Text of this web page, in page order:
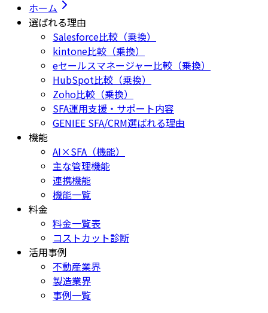
ホーム
選ばれる理由
Salesforce比較（乗換）
kintone比較（乗換）
eセールスマネージャー比較（乗換）
HubSpot比較（乗換）
Zoho比較（乗換）
SFA運用支援・サポート内容
GENIEE SFA/CRM選ばれる理由
機能
AI×SFA（機能）
主な管理機能
連携機能
機能一覧
料金
料金一覧表
コストカット診断
活用事例
不動産業界
製造業界
事例一覧